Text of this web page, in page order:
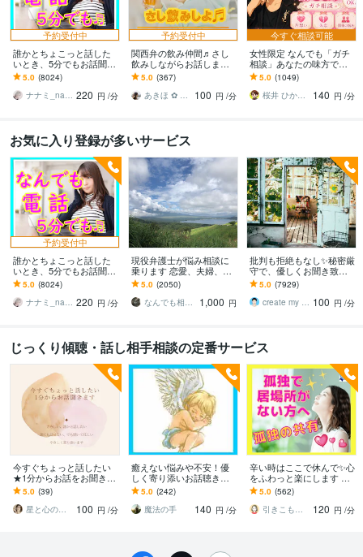
予約受付中
誰かとちょこっと話した
いとき、5分でもお話聞き
ます 疲れた～、でもカウ
ンセリングじゃない、な
んとなく雑談聞いて～
5.0 (8024)
ナナミ_nanami 220 円 /分
予約受付中
関西弁の飲み仲間♬さし
飲みしながらお話します
何となく話したい✨酔った
時のいい気分のまま⭐︎お話
しましょう
5.0 (367)
あきほ ✿ 元気を届ける関西女子✨
100 円 /分
今すぐ相談可能
女性限定 なんでも「ガチ
相談」あなたの味方で話
ます 男性目線で、あなた
の恋の“答え”を言葉にしま
す。
5.0 (1049)
桜井 ひかる｜経験豊富の恋愛相談室
140 円 /分
お気に入り登録が多いサービス
予約受付中
誰かとちょこっと話した
いとき、5分でもお話聞き
ます 疲れた～、でもカウ
ンセリングじゃない、な
んとなく雑談聞いて～
5.0 (8024)
ナナミ_nanami 220 円 /分
現役弁護士が悩み相談に
乗ります 恋愛、夫婦、学
校、会社、お金，単なる
愚痴など何でもOK！
5.0 (2050)
なんでも相談員
1,000 円
批判も拒絶もなし✨秘密厳
守で、優しくお聞き致し
ます ✨お試し１分から✨
違うかな？と思ったら途
中で切って構いません
5.0 (7929)
create my life 100 円 /分
じっくり傾聴・話し相手相談の定番サービス
今すぐちょっと話したい
★1分からお話をお聞きし
ます LGBTQ｜誰にも話せ
ない｜でも聞いてほしい
｜
5.0 (39)
星と心のセラピスト✧ Asami
100 円 /分
癒えない悩みや不安！優
しく寄り添いお話聴きま
す 日常のこと/雑談でもい
いよ⭐話して(放して)ギフ
トに！
5.0 (242)
魔法の手
140 円 /分
辛い時はここで休んで✨心
をふわっと楽にします 電
話越しでも心が繋がる時
間✨あなた専属の心の友が
癒やします♥
5.0 (562)
引きこもり女子サクラ✨実績1200件超
120 円 /分